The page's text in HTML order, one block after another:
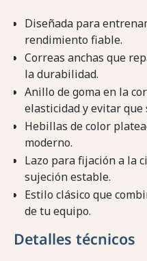
Diseñada para
rendimiento fiable.
Correas anchas que
la durabilidad.
Anillo de goma en la
elasticidad y evitar que
Hebillas de color
moderno.
Lazo para fijación a la
sujeción estable.
Estilo clásico que
de tu equipo.
Detalles técnicos